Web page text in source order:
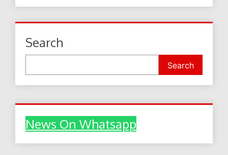
Search
Search
News On Whatsapp